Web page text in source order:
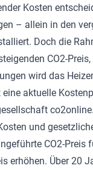
Kosten
– allein in den
Doch die
CO2-
wird das
eine aktuelle
co2online.
und
CO2-
erhöhen. Über 20